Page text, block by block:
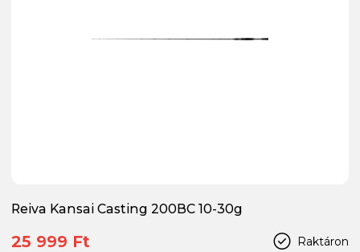
Reiva Kansai Casting 200BC 10-30g
Raktáron
25 999 Ft